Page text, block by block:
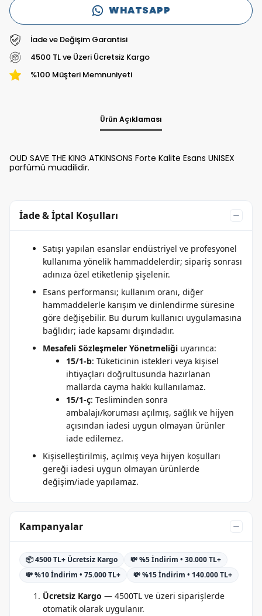
WHATSAPP
İade ve Değişim Garantisi
4500 TL ve Üzeri Ücretsiz Kargo
%100 Müşteri Memnuniyeti
Ürün Açıklaması
OUD SAVE THE KING ATKINSONS Forte Kalite Esans UNISEX
parfümü muadilidir.
İade & İptal Koşulları
Satışı yapılan esanslar endüstriyel ve profesyonel
kullanıma yönelik hammaddelerdir; sipariş sonrası
adınıza özel etiketlenip şişelenir.
Esans performansı; kullanım oranı, diğer
hammaddelerle karışım ve dinlendirme süresine
göre değişebilir. Bu durum kullanıcı uygulamasına
bağlıdır; iade kapsamı dışındadır.
Mesafeli Sözleşmeler Yönetmeliği uyarınca:
15/1-b: Tüketicinin istekleri veya kişisel
ihtiyaçları doğrultusunda hazırlanan
mallarda cayma hakkı kullanılamaz.
15/1-ç: Tesliminden sonra
ambalajı/koruması açılmış, sağlık ve hijyen
açısından iadesi uygun olmayan ürünler
iade edilemez.
Kişiselleştirilmiş, açılmış veya hijyen koşulları
gereği iadesi uygun olmayan ürünlerde
değişim/iade yapılamaz.
Kampanyalar
📦 4500 TL+ Ücretsiz Kargo
💸 %5 İndirim • 30.000 TL+
💸 %10 İndirim • 75.000 TL+
💸 %15 İndirim • 140.000 TL+
Ücretsiz Kargo — 4500TL ve üzeri siparişlerde
otomatik olarak uygulanır.